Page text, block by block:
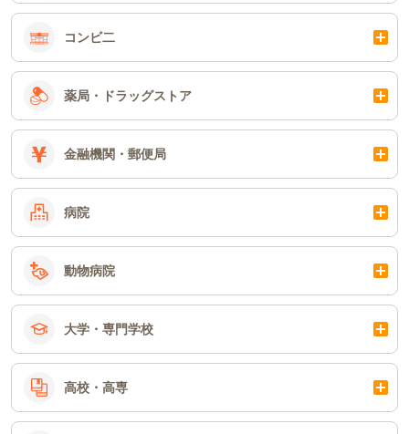
コンビ二
薬局・ドラッグストア
金融機関・郵便局
病院
動物病院
大学・専門学校
高校・高専